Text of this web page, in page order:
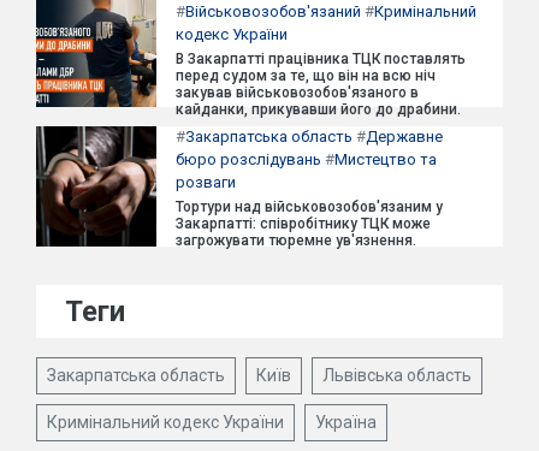
#Військовозобов'язаний #Кримінальний
кодекс України
В Закарпатті працівника ТЦК поставлять
перед судом за те, що він на всю ніч
закував військовозобов'язаного в
кайданки, прикувавши його до драбини.
#Закарпатська область #Державне
бюро розслідувань #Мистецтво та
розваги
Тортури над військовозобов'язаним у
Закарпатті: співробітнику ТЦК може
загрожувати тюремне ув'язнення.
Теги
Закарпатська область Київ Львівська область
Кримінальний кодекс України Україна